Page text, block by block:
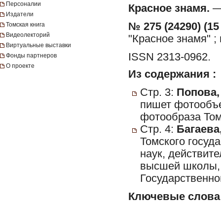
Персоналии
Издатели
Томская книга
Видеолекторий
Виртуальные выставки
Фонды партнеров
О проекте
Красное знамя. —
№ 275 (24290)
"Красное знамя" ;
ISSN 2313-0962.
Из содержания :
Стр. 3:
пишет
фотообраза
Стр. 4:
Томского
наук,
высшей школы,
Ключевые слова